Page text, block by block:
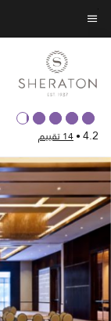
Skip
to
content
نص القائمة
4.2
•14 تقييم